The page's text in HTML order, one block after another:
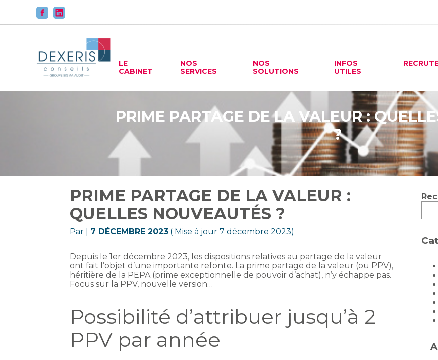
au
Principal
LE
CABINET
NOS
SERVICES
NOS
SOLUTIONS
INFOS
UTILES
PRIME PARTAGE DE LA VALEUR :
?
PRIME PARTAGE DE LA VALEUR :
QUELLES NOUVEAUTÉS ?
Par 7 DÉCEMBRE 2023 ( Mise à jour 7 décembre 2023)
Depuis le 1er décembre 2023, les dispositions relatives au partage de la valeur
ont fait l’objet d’une importante refonte. La prime partage de la valeur (ou PPV),
héritière de la PEPA (prime exceptionnelle de pouvoir d’achat), n’y échappe pas.
Focus sur la PPV, nouvelle version…
Possibilité d’attribuer jusqu’à 2
PPV par année